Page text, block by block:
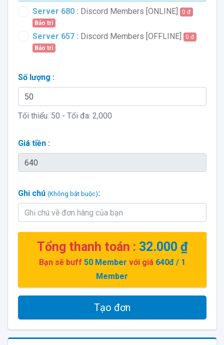
Server 680 : Discord Members [ONLINE]
0 đ
Bảo trì
Server 657 : Discord Members [OFFLINE]
0 đ
Bảo trì
Số lượng :
Tối thiểu: 50 - Tối đa: 2,000
Giá tiền :
Ghi chú (Không bắt buộc):
Tổng thanh toán : 32.000 ₫
Bạn sẽ buff 50Member với giá 640đ/ 1
Member
Tạo đơn